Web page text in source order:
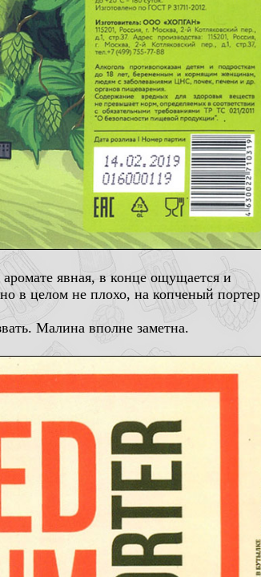
явная, в конце ощущается и
в целом не плохо, на копченый портер
Малина вполне заметна.